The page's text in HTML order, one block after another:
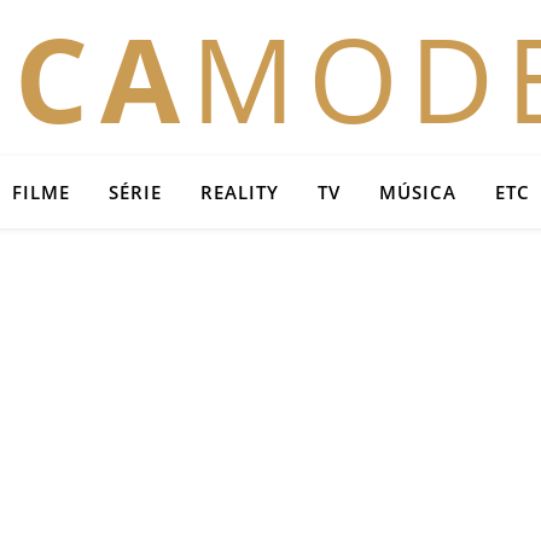
FILME SÉRIE REALITY TV MÚSICA ETC